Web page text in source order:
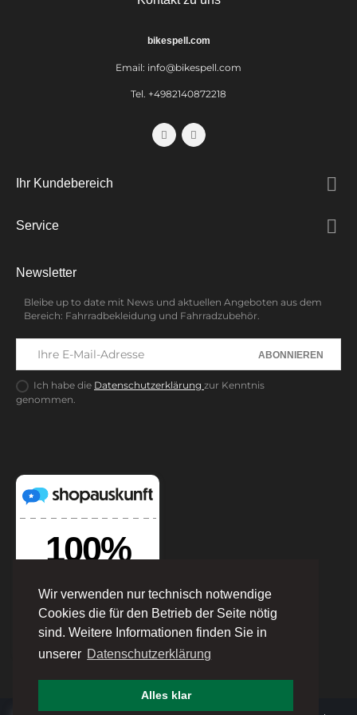
Wir verwenden nur technisch notwendige
Cookies die für den Betrieb der Seite nötig
sind. Weitere Informationen finden Sie in
unserer Datenschutzerklärung
Alles klar
bikespell.com
Email: info@bikespell.com
Tel. +4982140872218
Ihr Kundebereich 
Service 
Newsletter
Bleibe up to date mit News und aktuellen Angeboten aus dem
Bereich: Fahrradbekleidung und Fahrradzubehör.
ABONNIEREN
Ich habe die Datenschutzerklärung zur Kenntnis
genommen.